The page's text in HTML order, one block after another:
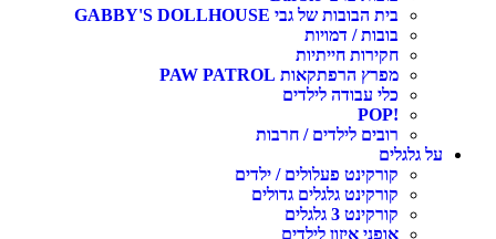
בית הבובות של גבי GABBY'S DOLLHOUSE
בובות / דמויות
חקירות חייתיות
מפרץ הרפתקאות PAW PATROL
כלי עבודה לילדים
!POP
רובים לילדים / חרבות
על גלגלים
קורקינט פעלולים / ילדים
קורקינט גלגלים גדולים
קורקינט 3 גלגלים
אופני איזון לילדים